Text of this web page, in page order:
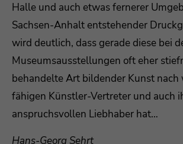
Halle und auch etwas fernerer
Sachsen-Anhalt entstehender
wird deutlich, dass gerade diese bei
Museumsausstellungen oft eher
behandelte Art bildender Kunst nach
fähigen Künstler-Vertreter und auch
anspruchsvollen Liebhaber hat…
Hans-Georg Sehrt